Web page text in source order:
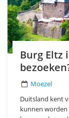
Burg Eltz
Moezel
Duitsland kent
kunnen